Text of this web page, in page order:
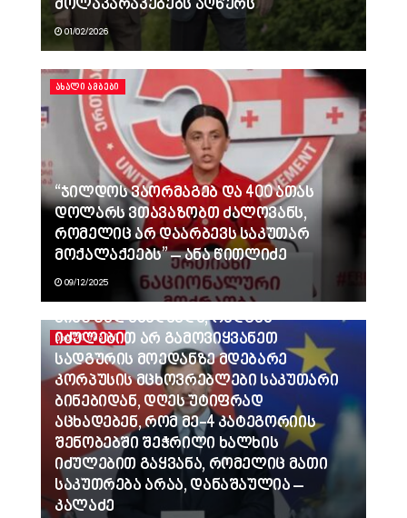
მოლაპარაკებებს აღწერს
01/02/2026
ᲐᲮᲐᲚᲘ ᲐᲛᲑᲔᲑᲘ
“ჯილდოს ვაორმაგებ და 400 ათას
დოლარს ვთავაზობთ ძალოვანს,
რომელიც არ დაარბევს საკუთარ
მოქალაქეებს” – ანა წითლიძე
09/12/2025
ᲐᲮᲐᲚᲘ ᲐᲛᲑᲔᲑᲘ
ვინც გვლანძღავდა, რადგან
იძულებით არ გამოვიყვანეთ
სადგურის მოედანზე მდებარე
კორპუსის მცხოვრებლები საკუთარი
ბინებიდან, დღეს უტიფრად
აცხადებენ, რომ მე-4 კატეგორიის
შენობებში შეჭრილი ხალხის
იძულებით გაყვანა, რომელიც მათი
საკუთრება არაა, დანაშაულია –
კალაძე